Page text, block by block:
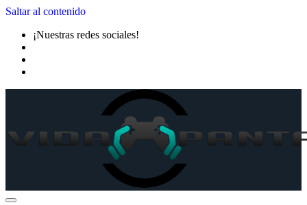
Saltar al contenido
¡Nuestras redes sociales!